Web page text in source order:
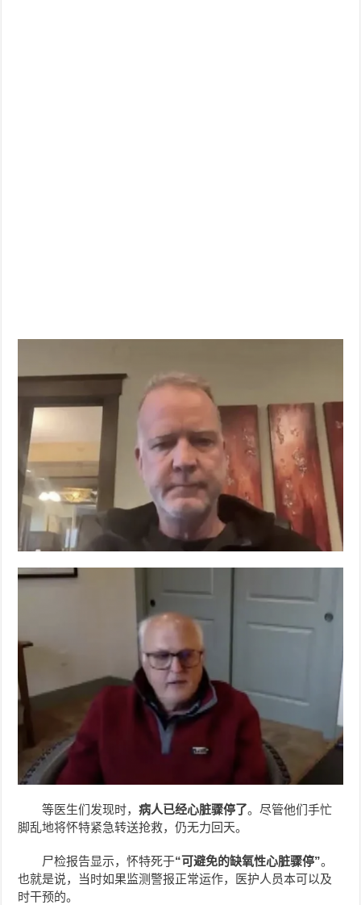
等医生们发现时，病人已经心脏骤停了。尽管他们手忙
脚乱地将怀特紧急转送抢救，仍无力回天。
尸检报告显示，怀特死于“可避免的缺氧性心脏骤停”。
也就是说，当时如果监测警报正常运作，医护人员本可以及
时干预的。